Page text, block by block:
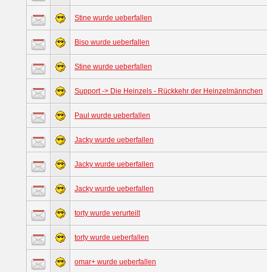
Stine wurde ueberfallen
Biso wurde ueberfallen
Stine wurde ueberfallen
Support -> Die Heinzels - Rückkehr der Heinzelmännchen
Paul wurde ueberfallen
Jacky wurde ueberfallen
Jacky wurde ueberfallen
Jacky wurde ueberfallen
torty wurde verurteilt
torty wurde ueberfallen
omar+ wurde ueberfallen